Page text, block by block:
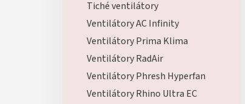
Tiché ventilátory
Ventilátory AC Infinity
Ventilátory Prima Klima
Ventilátory RadAir
Ventilátory Phresh Hyperfan
Ventilátory Rhino Ultra EC